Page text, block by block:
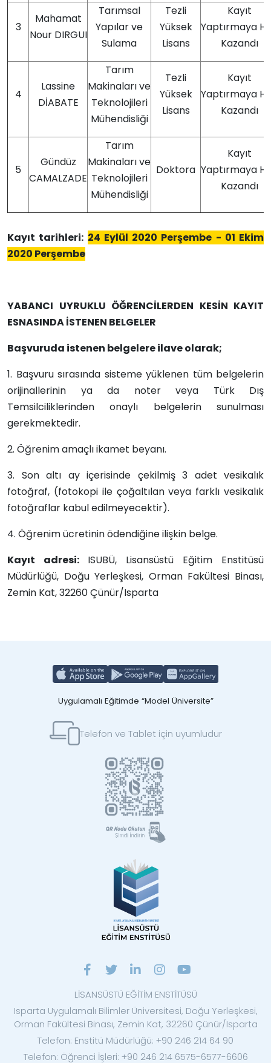
3
Mahamat
Nour DIRGUI
Tarımsal
Yapılar ve
Sulama
Tezli
Yüksek
Lisans
Kayıt
Yaptırmaya
Kazandı
4
Lassine
DİABATE
Tarım
Makinaları ve
Teknolojileri
Mühendisliği
Tezli
Yüksek
Lisans
Kayıt
Yaptırmaya
Kazandı
5
Gündüz
CAMALZADE
Tarım
Makinaları ve
Teknolojileri
Mühendisliği
Doktora
Kayıt
Yaptırmaya
Kazandı
Kayıt tarihleri: 24 Eylül 2020 Perşembe - 01 Ekim
2020 Perşembe
YABANCI UYRUKLU ÖĞRENCİLERDEN KESİN KAYIT
ESNASINDA İSTENEN BELGELER
Başvuruda istenen belgelere ilave olarak;
1. Başvuru sırasında sisteme yüklenen tüm belgelerin
orijinallerinin ya da noter veya Türk Dış
Temsilciliklerinden onaylı belgelerin sunulması
gerekmektedir.
2. Öğrenim amaçlı ikamet beyanı.
3. Son altı ay içerisinde çekilmiş 3 adet vesikalık
fotoğraf, (fotokopi ile çoğaltılan veya farklı vesikalık
fotoğraflar kabul edilmeyecektir).
4. Öğrenim ücretinin ödendiğine ilişkin belge.
Kayıt adresi: ISUBÜ, Lisansüstü Eğitim Enstitüsü
Müdürlüğü, Doğu Yerleşkesi, Orman Fakültesi Binası,
Zemin Kat, 32260 Çünür/Isparta
Uygulamalı Eğitimde “Model Üniversite”
Telefon ve Tablet için uyumludur
LİSANSÜSTÜ EĞİTİM ENSTİTÜSÜ
Isparta Uygulamalı Bilimler Üniversitesi, Doğu Yerleşkesi,
Orman Fakültesi Binası, Zemin Kat, 32260 Çünür/Isparta
Telefon: Enstitü Müdürlüğü: +90 246 214 64 90
Telefon: Öğrenci İşleri: +90 246 214 6575-6577-6606